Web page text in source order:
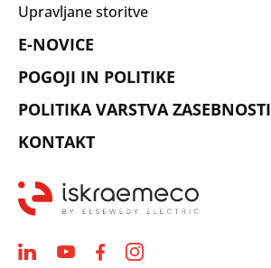
Upravljane storitve
E-NOVICE
POGOJI IN POLITIKE
POLITIKA VARSTVA ZASEBNOSTI
KONTAKT